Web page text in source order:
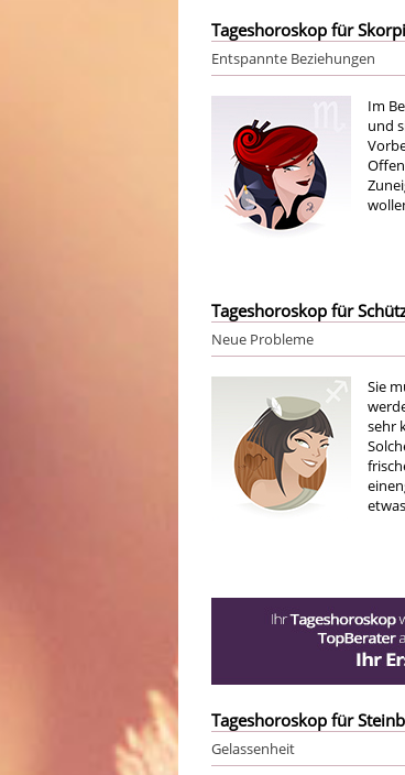
Tageshoroskop für
Entspannte Beziehungen
Im
und
Tageshoroskop für
Neue Probleme
Sie
sehr
Tageshoroskop für
Gelassenheit